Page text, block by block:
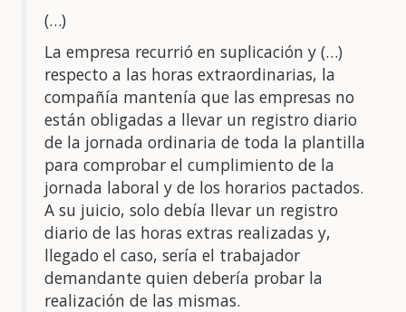
(…)
La empresa recurrió en suplicación y (…)
respecto a las horas extraordinarias, la
compañía mantenía que las empresas no
están obligadas a llevar un registro diario
de la jornada ordinaria de toda la plantilla
para comprobar el cumplimiento de la
jornada laboral y de los horarios pactados.
A su juicio, solo debía llevar un registro
diario de las horas extras realizadas y,
llegado el caso, sería el trabajador
demandante quien debería probar la
realización de las mismas.